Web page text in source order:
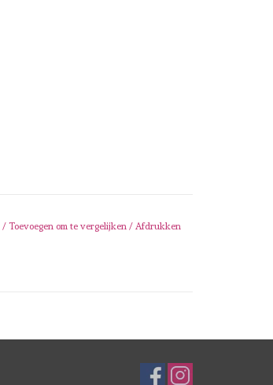
/ Toevoegen om te vergelijken / Afdrukken